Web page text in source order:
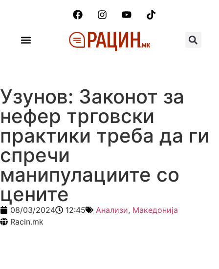
Узунов: Законот за
нефер трговски
практики треба да ги
спречи
манипулациите со
цените
08/03/2024 12:45 Анализи, Македонија
Racin.mk